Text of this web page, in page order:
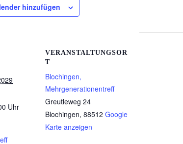
hinzufügen
Uhr
VERANSTALTUNGSOR
T
Blochingen,
Mehrgenerationentreff
Greutleweg 24
Blochingen, 88512 Google
Karte anzeigen